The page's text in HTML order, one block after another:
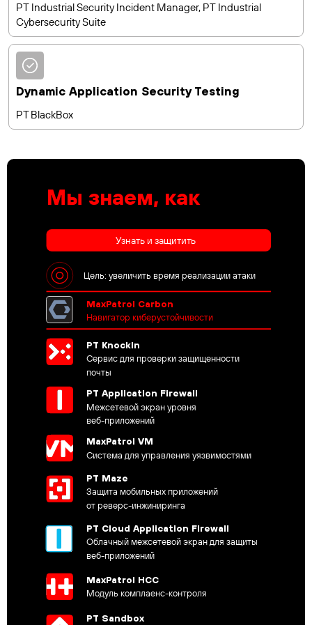
PT Industrial Security Incident Manager, PT Industrial
Cybersecurity Suite
Dynamic Application Security Testing
PT BlackBox
Мы знаем, как
Узнать и защитить
Цель: увеличить время реализации атаки
Навигатор киберустойчивости
MaxPatrol Carbon
Сервис для проверки защищенности
почты
PT Knockin
Межсетевой экран уровня
веб-приложений
PT Application Firewall
Система для управления уязвимостями
MaxPatrol VM
Защита мобильных приложений
от реверс-инжиниринга
Облачный межсетевой экран для защиты
веб-приложений
PT Cloud Application Firewall
PT Maze
Модуль комплаенс-контроля
MaxPatrol HCC
PT Sandbox